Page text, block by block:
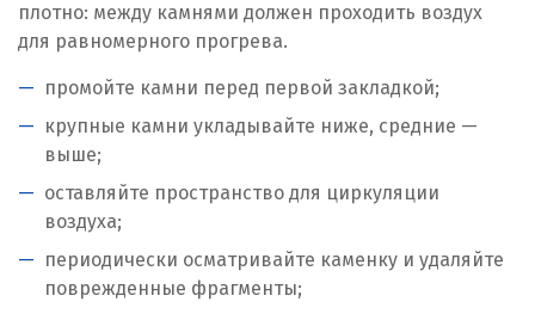
плотно: между камнями должен проходить воздух
для равномерного прогрева.
промойте камни перед первой закладкой;
крупные камни укладывайте ниже, средние —
выше;
оставляйте пространство для циркуляции
воздуха;
периодически осматривайте каменку и удаляйте
поврежденные фрагменты;